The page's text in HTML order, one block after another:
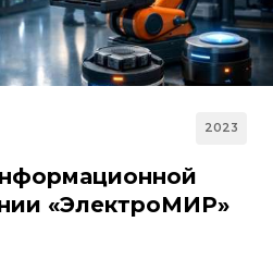
2023
«ЭлектроМИР»